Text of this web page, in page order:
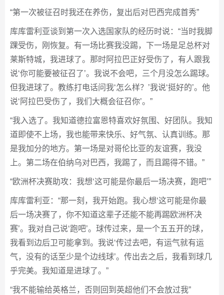
“第一次被征召时我还在养伤，复出后对巴西完成首秀”
库库雷利亚谈到第一次入选国家队的经历时说：“当时我脚
踝受伤，刚恢复。有一场比赛我没踢，下一场是足总杯对
莱斯特城，我进球了。那时阿拉巴正好受伤了，有人跟我
说‘你可能要被征召了’。我说不会吧，三个月没怎么踢球。
但我进球了。教练打电话问我‘怎么样？’我说‘挺好的’。他
说‘阿拉巴受伤了，我们大概会征召你’。”
“我入选了。我知道德拉富恩特喜欢好氛围、好团队。我知
道即使不上场，我也能带来快乐、好气氛、认真训练。那
是我加分的地方。第一场是对哥伦比亚的友谊赛，我没
上。第二场在伯纳乌对巴西，我踢了，而且踢得不错。”
“欧洲杯决赛助攻：我想‘这可能是你最后一场决赛，跑吧’”
库库雷利亚：“那一刻，我开始跑。我心想‘这可能是你最
后一场决赛了，你不知道这辈子还能不能再踢欧洲杯决
赛’。我对自己说‘跑吧’。球传过来，是一个五五开的球，
我看到边后卫可能拿到。我说‘传过去吧，有运气就有运
气，没有的话至少是个边线球’。传出去之后，我看到球几
乎完美。我知道是进球了。”
“我不能输给英格兰，否则回到英超他们不会放过我”